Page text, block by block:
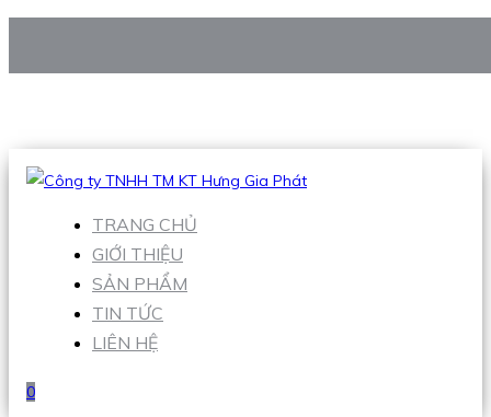
Hotline:0938 906 663
TRANG CHỦ
GIỚI THIỆU
SẢN PHẨM
TIN TỨC
LIÊN HỆ
0